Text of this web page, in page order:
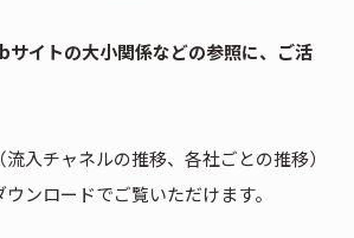
サイトの大小関係などの参照に、ご活
入チャネルの推移、各社ごとの推移）
ンロードでご覧いただけます。